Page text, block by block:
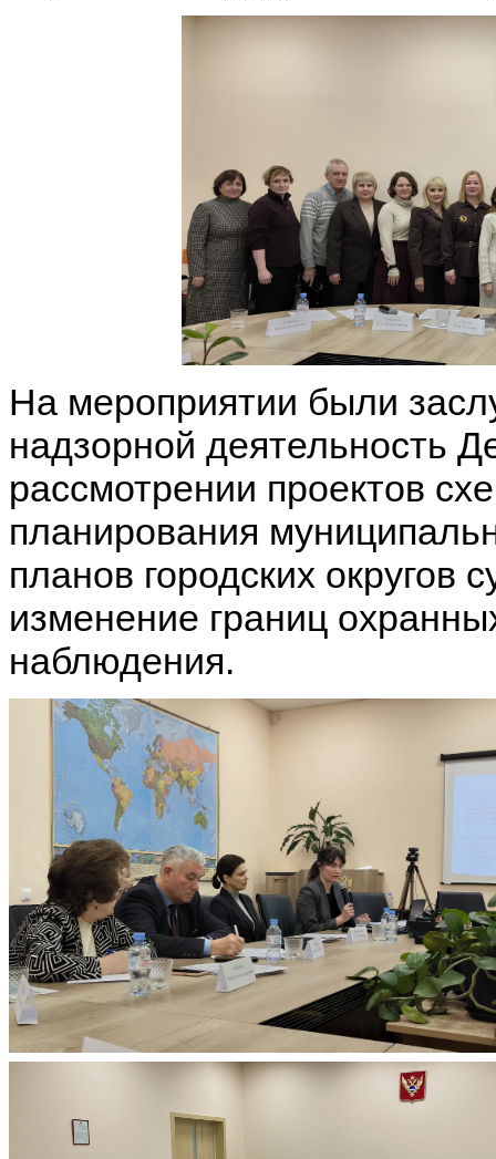
На мероприятии были
надзорной деятельность
рассмотрении проектов
планирования
планов городских округов
изменение границ
наблюдения.